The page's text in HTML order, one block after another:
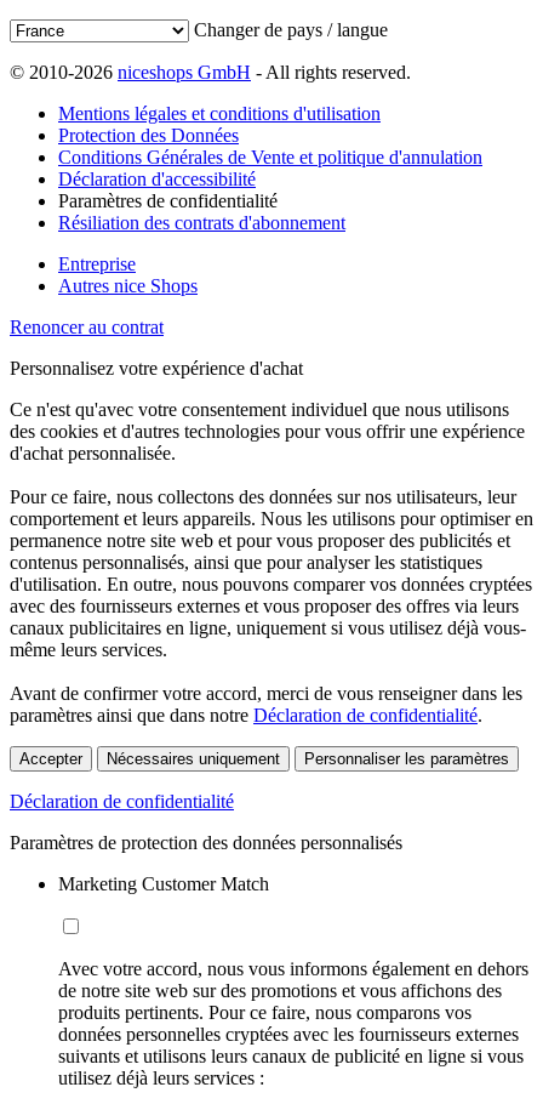
Changer de pays / langue
© 2010-2026 niceshops GmbH - All rights reserved.
Mentions légales et conditions d'utilisation
Protection des Données
Conditions Générales de Vente et politique d'annulation
Déclaration d'accessibilité
Paramètres de confidentialité
Résiliation des contrats d'abonnement
Entreprise
Autres nice Shops
Renoncer au contrat
Personnalisez votre expérience d'achat
Ce n'est qu'avec votre consentement individuel que nous utilisons
des cookies et d'autres technologies pour vous offrir une expérience
d'achat personnalisée.
Pour ce faire, nous collectons des données sur nos utilisateurs, leur
comportement et leurs appareils. Nous les utilisons pour optimiser en
permanence notre site web et pour vous proposer des publicités et
contenus personnalisés, ainsi que pour analyser les statistiques
d'utilisation. En outre, nous pouvons comparer vos données cryptées
avec des fournisseurs externes et vous proposer des offres via leurs
canaux publicitaires en ligne, uniquement si vous utilisez déjà vous-
même leurs services.
Avant de confirmer votre accord, merci de vous renseigner dans les
paramètres ainsi que dans notre Déclaration de confidentialité.
Accepter Nécessaires uniquement Personnaliser les paramètres
Déclaration de confidentialité
Paramètres de protection des données personnalisés
Marketing Customer Match
Avec votre accord, nous vous informons également en dehors
de notre site web sur des promotions et vous affichons des
produits pertinents. Pour ce faire, nous comparons vos
données personnelles cryptées avec les fournisseurs externes
suivants et utilisons leurs canaux de publicité en ligne si vous
utilisez déjà leurs services :